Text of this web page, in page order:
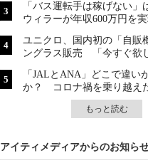
「バス運転手は稼げない
ウィラーが年収600万円を
ユニクロ、国内初の「自販
ングラス販売 「今すぐ欲
「JALとANA」どこで違い
か？ コロナ禍を乗り越え
もっと読む
アイティメディアからのお知ら